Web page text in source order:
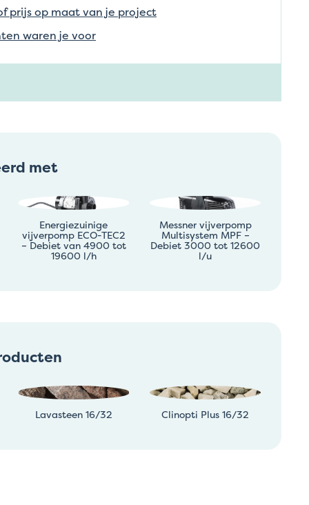
prijs op maat van je project
waren je voor
met
Energiezuinige
vijverpomp ECO-TEC2
– Debiet van 4900 tot
19600 l/h
Messner vijverpomp
Multisystem MPF –
Debiet 3000 tot 12600
l/u
Lavasteen 16/32 Clinopti Plus 16/32